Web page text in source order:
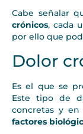
Cabe señalar
crónicos, cada
por ello que
Dolor
Es el que se
Este tipo de
concretas y
factores